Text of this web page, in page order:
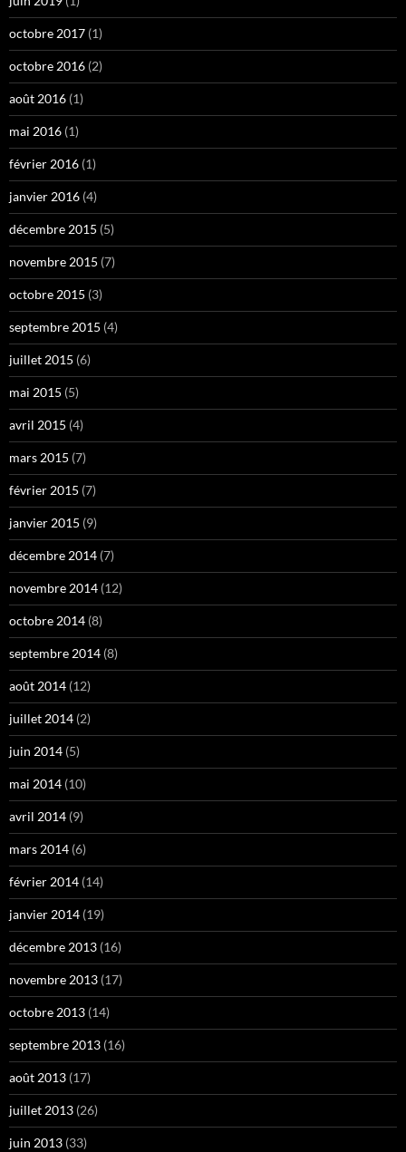
octobre 2017 (1)
octobre 2016 (2)
août 2016 (1)
mai 2016 (1)
février 2016 (1)
janvier 2016 (4)
décembre 2015 (5)
novembre 2015 (7)
octobre 2015 (3)
septembre 2015 (4)
juillet 2015 (6)
mai 2015 (5)
avril 2015 (4)
mars 2015 (7)
février 2015 (7)
janvier 2015 (9)
décembre 2014 (7)
novembre 2014 (12)
octobre 2014 (8)
septembre 2014 (8)
août 2014 (12)
juillet 2014 (2)
juin 2014 (5)
mai 2014 (10)
avril 2014 (9)
mars 2014 (6)
février 2014 (14)
janvier 2014 (19)
décembre 2013 (16)
novembre 2013 (17)
octobre 2013 (14)
septembre 2013 (16)
août 2013 (17)
juillet 2013 (26)
juin 2013 (33)